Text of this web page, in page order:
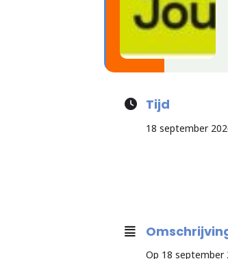
Tijd
18 september
Op 18 september